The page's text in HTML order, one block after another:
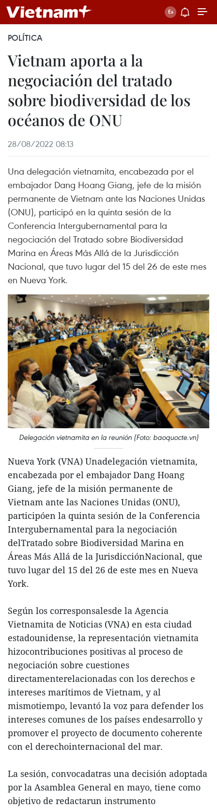
POLÍTICA
Vietnam aporta a la
negociación del tratado
sobre biodiversidad de los
océanos de ONU
28/08/2022 08:13
Una delegación vietnamita, encabezada por el
embajador Dang Hoang Giang, jefe de la misión
permanente de Vietnam ante las Naciones Unidas
(ONU), participó en la quinta sesión de la
Conferencia Intergubernamental para la
negociación del Tratado sobre Biodiversidad
Marina en Áreas Más Allá de la Jurisdicción
Nacional, que tuvo lugar del 15 del 26 de este mes
en Nueva York.
Delegación vietnamita en la reunión (Foto: baoquocte.vn)
Nueva York (VNA) Unadelegación vietnamita,
encabezada por el embajador Dang Hoang
Giang, jefe de la misión permanente de
Vietnam ante las Naciones Unidas (ONU),
participóen la quinta sesión de la Conferencia
Intergubernamental para la negociación
delTratado sobre Biodiversidad Marina en
Áreas Más Allá de la JurisdicciónNacional, que
tuvo lugar del 15 del 26 de este mes en Nueva
York.
Según los corresponsalesde la Agencia
Vietnamita de Noticias (VNA) en esta ciudad
estadounidense, la representación vietnamita
hizocontribuciones positivas al proceso de
negociación sobre cuestiones
directamenterelacionadas con los derechos e
intereses marítimos de Vietnam, y al
mismotiempo, levantó la voz para defender los
intereses comunes de los países endesarrollo y
promover el proyecto de documento coherente
con el derechointernacional del mar.
La sesión, convocadatras una decisión adoptada
por la Asamblea General en mayo, tiene como
objetivo de redactarun instrumento